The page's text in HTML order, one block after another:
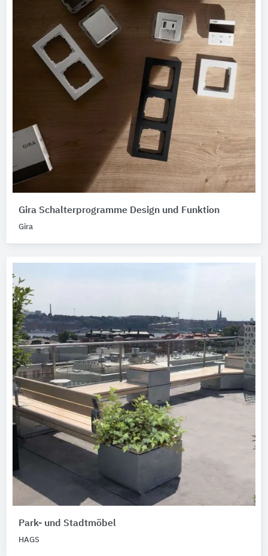
Gira Schalterprogramme Design und Funktion
Gira
Park- und Stadtmöbel
HAGS